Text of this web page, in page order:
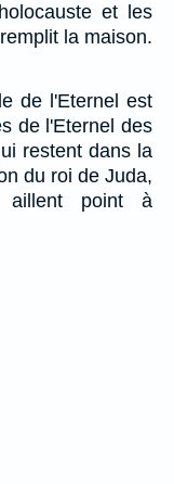
et les
la maison.
de l'Eternel est
de l'Eternel des
restent dans la
du roi de Juda,
aillent point à